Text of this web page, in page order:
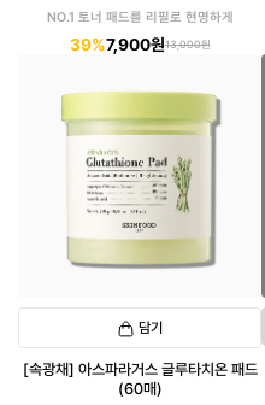
NO.1 토너 패드를 리필로 현명하게
39%7,900원13,000원
담기
[속광채] 아스파라거스 글루타치온 패드
(60매)